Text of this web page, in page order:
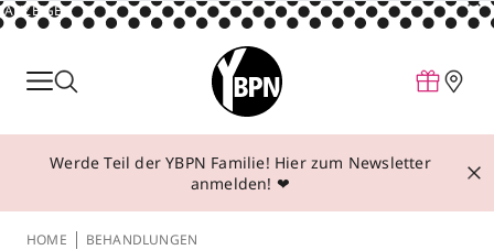
ANZEIGE
Parfum
Make-up
Behandlungen
Werde Teil der YBPN Familie! Hier zum Newsletter
anmelden! ❤
HOME BEHANDLUNGEN